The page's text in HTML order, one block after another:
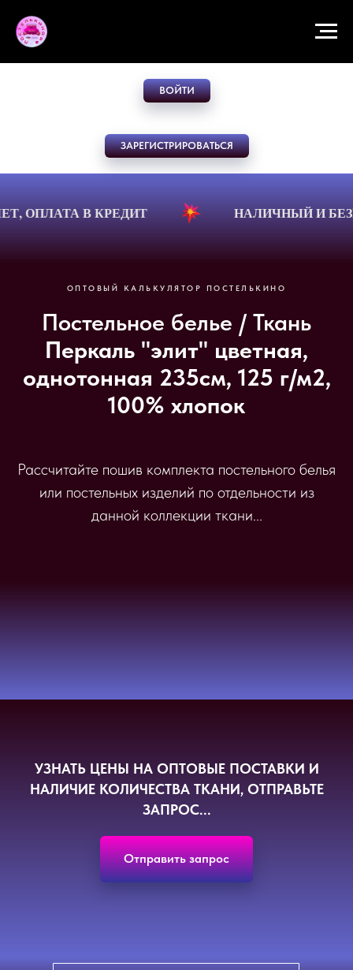
ВОЙТИ
ЗАРЕГИСТРИРОВАТЬСЯ
В КРЕДИТ НАЛИЧНЫЙ И
ОПТОВЫЙ КАЛЬКУЛЯТОР ПОСТЕЛЬКИНО
Постельное белье / Ткань
Перкаль "элит" цветная,
однотонная 235см, 125 г/м2,
100% хлопок
Рассчитайте пошив комплекта постельного белья
или постельных изделий по отдельности из
данной коллекции ткани...
УЗНАТЬ ЦЕНЫ НА ОПТОВЫЕ ПОСТАВКИ И
НАЛИЧИЕ КОЛИЧЕСТВА ТКАНИ, ОТПРАВЬТЕ
ЗАПРОС...
Отправить запрос